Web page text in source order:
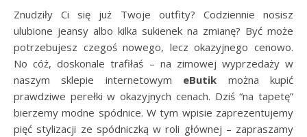
Znudziły Ci się już Twoje outfity? Codziennie nosisz
ulubione jeansy albo kilka sukienek na zmianę? Być może
potrzebujesz czegoś nowego, lecz okazyjnego cenowo.
No cóż, doskonale trafiłaś – na zimowej wyprzedaży w
naszym sklepie internetowym eButik można kupić
prawdziwe perełki w okazyjnych cenach. Dziś “na tapetę”
bierzemy modne spódnice. W tym wpisie zaprezentujemy
pięć stylizacji ze spódniczką w roli głównej – zapraszamy